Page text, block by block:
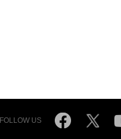
FOLLOW US